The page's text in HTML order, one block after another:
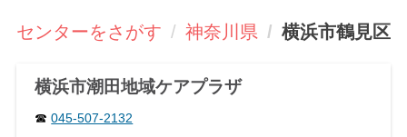
センターをさがす 神奈川県 横浜市鶴見区
横浜市潮田地域ケアプラザ
045-507-2132